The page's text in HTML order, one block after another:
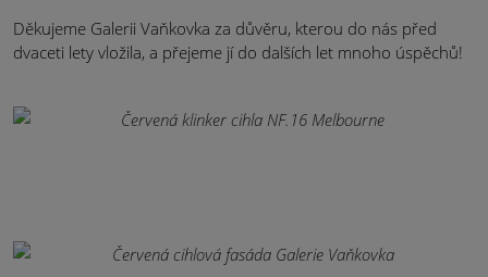
Děkujeme Galerii Vaňkovka za důvěru, kterou do nás před
dvaceti lety vložila, a přejeme jí do dalších let mnoho úspěchů!